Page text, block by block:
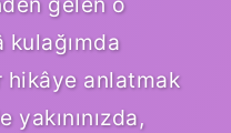
kulağımda
hikâye anlatmak